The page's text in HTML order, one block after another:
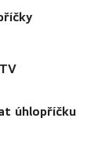
úhlopříčku